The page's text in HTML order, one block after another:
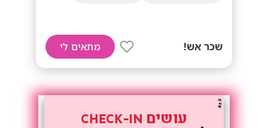
שכר אש! מתאים לי